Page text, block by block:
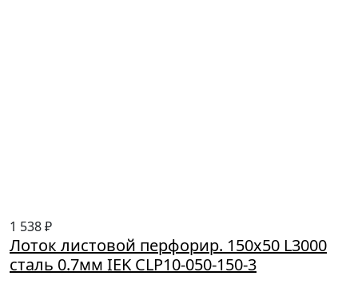
1 538 ₽
Лоток листовой перфорир. 150х50 L3000
сталь 0.7мм IEK CLP10-050-150-3